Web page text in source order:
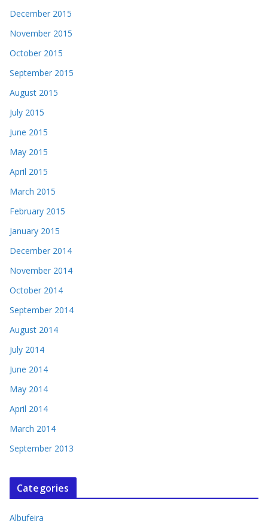
December 2015
November 2015
October 2015
September 2015
August 2015
July 2015
June 2015
May 2015
April 2015
March 2015
February 2015
January 2015
December 2014
November 2014
October 2014
September 2014
August 2014
July 2014
June 2014
May 2014
April 2014
March 2014
September 2013
Categories
Albufeira